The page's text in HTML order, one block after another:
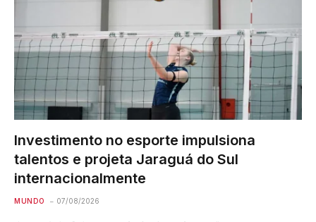
Investimento no esporte impulsiona
talentos e projeta Jaraguá do Sul
internacionalmente
MUNDO 07/08/2026